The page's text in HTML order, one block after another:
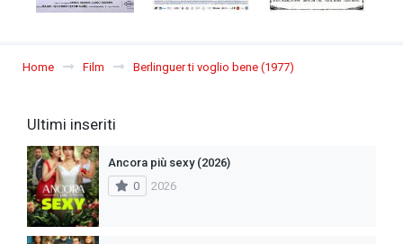
Home Film Berlinguer ti voglio bene (1977)
Ultimi inseriti
Ancora più sexy (2026)
0
2026